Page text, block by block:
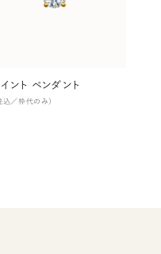
ント ペンダント
込／枠代のみ）